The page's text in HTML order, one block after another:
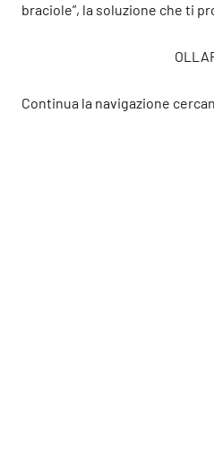
braciole”, la soluzione che ti
Continua la navigazione